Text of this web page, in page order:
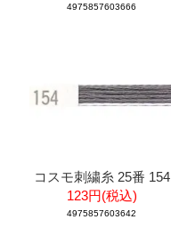
4975857603666
コスモ刺繍糸 25番 154
123円(税込)
4975857603642